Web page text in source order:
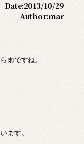
Date:2013/10/29
Author:mar
雨ですね。
ます。